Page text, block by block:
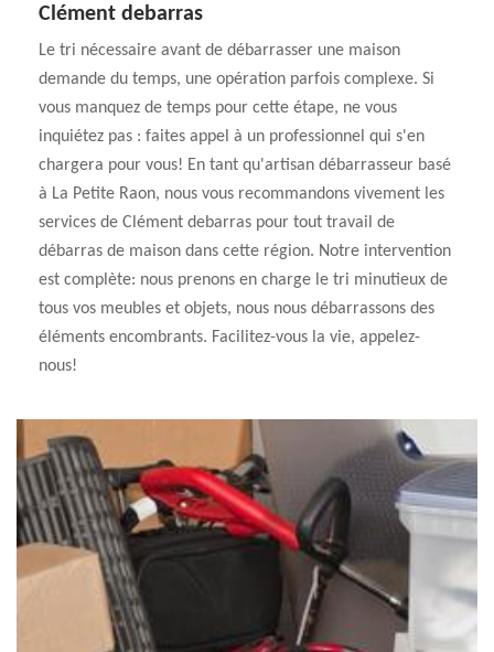
Clément debarras
Le tri nécessaire avant de débarrasser une maison
demande du temps, une opération parfois complexe. Si
vous manquez de temps pour cette étape, ne vous
inquiétez pas : faites appel à un professionnel qui s'en
chargera pour vous! En tant qu'artisan débarrasseur basé
à La Petite Raon, nous vous recommandons vivement les
services de Clément debarras pour tout travail de
débarras de maison dans cette région. Notre intervention
est complète: nous prenons en charge le tri minutieux de
tous vos meubles et objets, nous nous débarrassons des
éléments encombrants. Facilitez-vous la vie, appelez-
nous!